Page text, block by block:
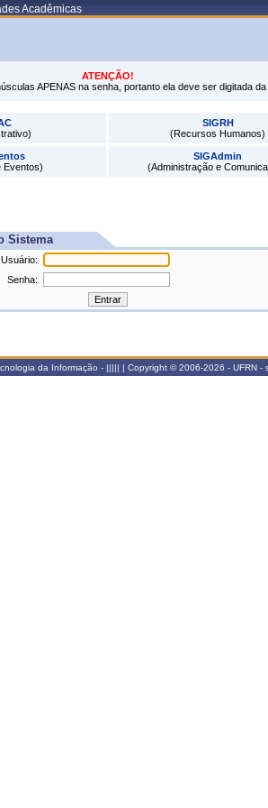
Acadêmicas
ATENÇÃO!
APENAS na senha, portanto ela deve ser digitada
SIGRH
(Recursos Humanos)
Eventos)
SIGAdmin
(Administração e
Sistema
Usuário:
Senha:
da Informação - ||||| | Copyright © 2006-2026 - UFRN -